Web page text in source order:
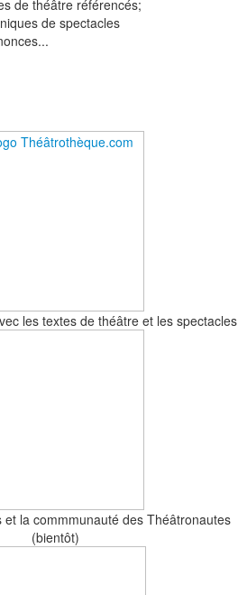
de théâtre référencés;
de spectacles
les textes de théâtre et les spectacles
et la commmunauté des Théâtronautes
(bientôt)